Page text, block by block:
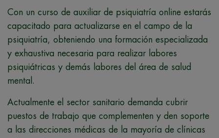
Con un curso de auxiliar de psiquiatría online estarás
capacitado para actualizarse en el campo de la
psiquiatría, obteniendo una formación especializada
y exhaustiva necesaria para realizar labores
psiquiátricas y demás labores del área de salud
mental.
Actualmente el sector sanitario demanda cubrir
puestos de trabajo que complementen y den soporte
a las direcciones médicas de la mayoría de clínicas